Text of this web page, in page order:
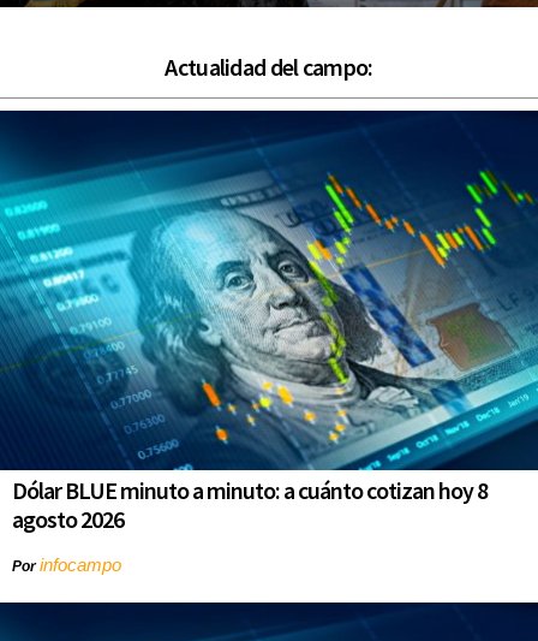
Actualidad del campo:
Dólar BLUE minuto a minuto: a cuánto cotizan hoy 8
agosto 2026
Porinfocampo